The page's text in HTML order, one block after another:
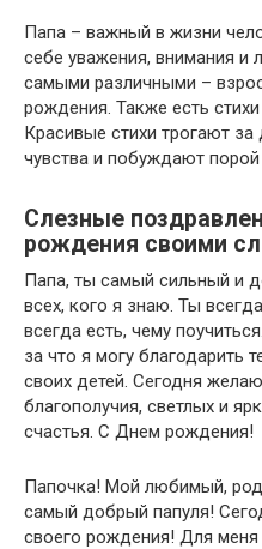
Папа – важный в жизни
себе уважения, внимания и
самыми различными –
рождения. Также есть
Красивые стихи трогают
чувства и побуждают
Слезные
рождения своими
Папа, ты самый сильный и
всех, кого я знаю. Ты
всегда есть, чему
за что я могу благодарить
своих детей. Сегодня
благополучия, светлых и
счастья. С Днем рождения!
Папочка! Мой любимый,
самый добрый папуля!
своего рождения! Для